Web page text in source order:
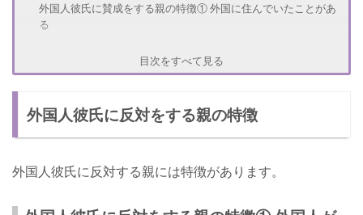
外国人彼氏に賛成をする親の特徴① 外国に住んでいたことがあ
る
外国人彼氏に賛成をする親の特徴② 海外旅行が好き
外国人彼氏に賛成をする親の特徴④ 新しいものが好き
外国人彼氏に賛成をする親の特徴⑤ 外国人が好き
外国人彼氏に反対をする理由
目次をすべて見る
外国人彼氏に反対をする親の特徴
外国人彼氏に反対する親には特徴があります。